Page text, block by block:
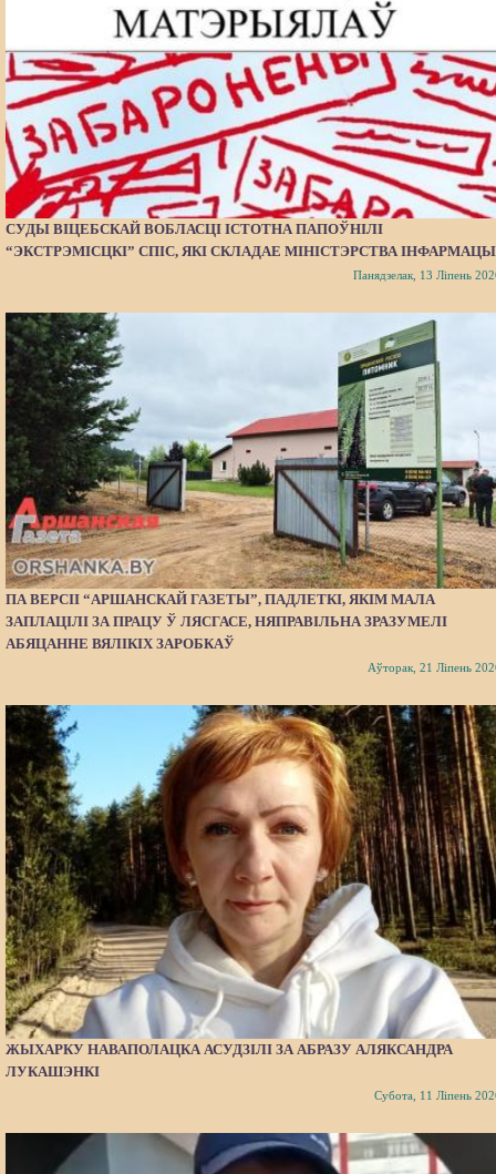
СУДЫ ВІЦЕБСКАЙ ВОБЛАСЦІ ІСТОТНА ПАПОЎНІЛІ
“ЭКСТРЭМІСЦКІ” СПІС, ЯКІ СКЛАДАЕ МІНІСТЭРСТВА
Панядзелак, 13 Ліпень
ПА ВЕРСІІ “АРШАНСКАЙ ГАЗЕТЫ”, ПАДЛЕТКІ, ЯКІМ МАЛА
ЗАПЛАЦІЛІ ЗА ПРАЦУ Ў ЛЯСГАСЕ, НЯПРАВІЛЬНА ЗРАЗУМЕЛІ
АБЯЦАННЕ ВЯЛІКІХ ЗАРОБКАЎ
Аўторак, 21 Ліпень
ЖЫХАРКУ НАВАПОЛАЦКА АСУДЗІЛІ ЗА АБРАЗУ АЛЯКСАНДРА
ЛУКАШЭНКІ
Субота, 11 Ліпень